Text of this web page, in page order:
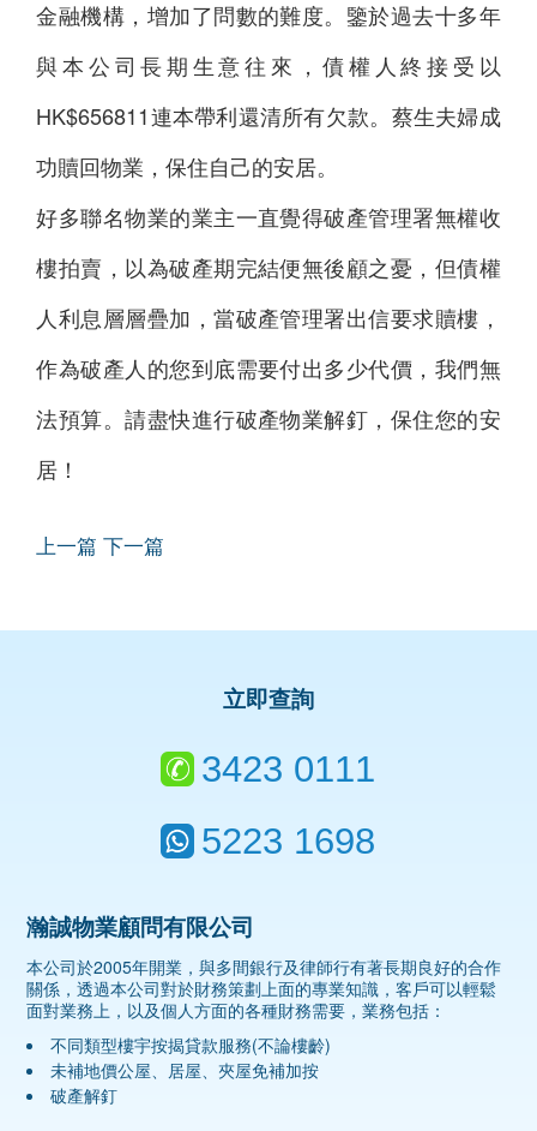
金融機構，增加了問數的難度。鑒於過去十多年
與本公司長期生意往來，債權人終接受以
HK$656811連本帶利還清所有欠款。蔡生夫婦成
功贖回物業，保住自己的安居。
好多聯名物業的業主一直覺得破產管理署無權收
樓拍賣，以為破產期完結便無後顧之憂，但債權
人利息層層疊加，當破產管理署出信要求贖樓，
作為破產人的您到底需要付出多少代價，我們無
法預算。請盡快進行破產物業解釘，保住您的安
居！
上一篇 下一篇
立即查詢
3423 0111
5223 1698
瀚誠物業顧問有限公司
本公司於2005年開業，與多間銀行及律師行有著長期良好的合作
關係，透過本公司對於財務策劃上面的專業知識，客戶可以輕鬆
面對業務上，以及個人方面的各種財務需要，業務包括：
不同類型樓宇按揭貸款服務(不論樓齡)
未補地價公屋、居屋、夾屋免補加按
破產解釘